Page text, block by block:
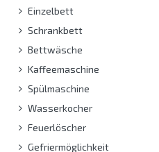
Einzelbett
Schrankbett
Bettwäsche
Kaffeemaschine
Spülmaschine
Wasserkocher
Feuerlöscher
Gefriermöglichkeit